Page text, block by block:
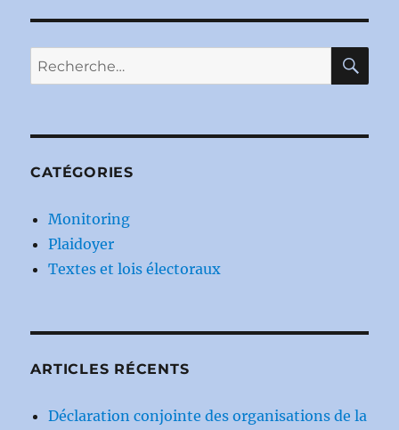
Recherche
pour :
CATÉGORIES
Monitoring
Plaidoyer
Textes et lois électoraux
ARTICLES RÉCENTS
Déclaration conjointe des organisations de la